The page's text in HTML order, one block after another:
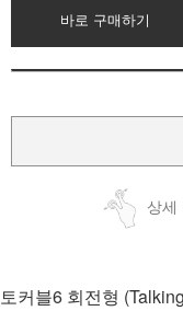
바로 구매하기
상세
토커블6 회전형